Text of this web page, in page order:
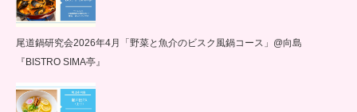
尾道鍋研究会2026年4月「野菜と魚介のビスク風鍋コース」@向島
『BISTRO SIMA亭』